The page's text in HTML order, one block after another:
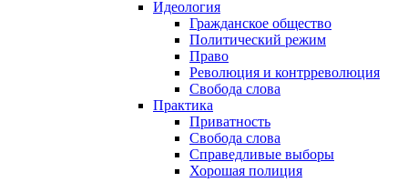
Идеология
Гражданское общество
Политический режим
Право
Революция и контрреволюция
Свобода слова
Практика
Приватность
Свобода слова
Справедливые выборы
Хорошая полиция